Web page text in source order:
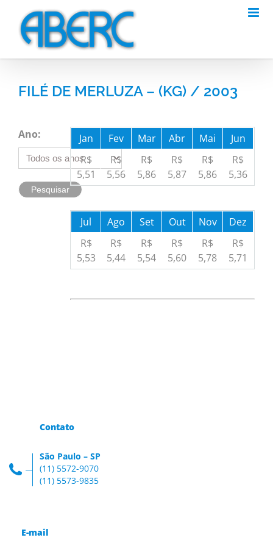
content
FILÉ DE MERLUZA – (KG) / 2003
Ano: Jan Fev Mar Abr Mai
Jun
R$
5,51
R$
5,56
R$
5,86
R$
5,87
R$
5,86
R$
5,36
Jul Ago Set Out Nov
Dez
R$
5,53
R$
5,44
R$
5,54
R$
5,60
R$
5,78
R$
5,71
Contato
São Paulo – SP
(11) 5572-9070
(11) 5573-9835
E-mail